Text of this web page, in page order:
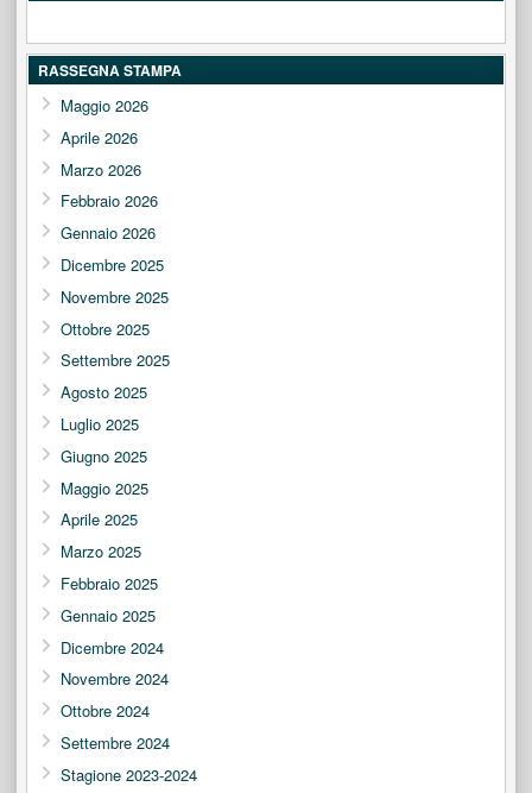
RASSEGNA STAMPA
Maggio 2026
Aprile 2026
Marzo 2026
Febbraio 2026
Gennaio 2026
Dicembre 2025
Novembre 2025
Ottobre 2025
Settembre 2025
Agosto 2025
Luglio 2025
Giugno 2025
Maggio 2025
Aprile 2025
Marzo 2025
Febbraio 2025
Gennaio 2025
Dicembre 2024
Novembre 2024
Ottobre 2024
Settembre 2024
Stagione 2023-2024